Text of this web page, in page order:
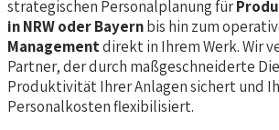
strategischen Personalplanung für
in NRW oder Bayernbis hin zum
Managementdirekt in Ihrem Werk. Wir
Partner, der durch maßgeschneiderte
Produktivität Ihrer Anlagen sichert und
Personalkosten flexibilisiert.